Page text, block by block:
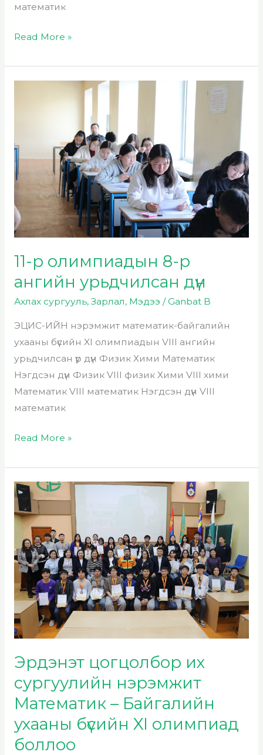
математик
Read More »
11-р олимпиадын 8-р
ангийн урьдчилсан дүн
Ахлах сургууль, Зарлал, Мэдээ /Ganbat B
ЭЦИС-ИЙН нэрэмжит математик-байгалийн
ухааны бүсийн XI олимпиадын VIII ангийн
урьдчилсан үр дүн Физик Хими Математик
Нэгдсэн дүн Физик VIII физик Хими VIII хими
Математик VIII математик Нэгдсэн дүн VIII
математик
р
ангийн
урьдчилсан
дүн
Read More »
Эрдэнэт цогцолбор их
сургуулийн нэрэмжит
Математик – Байгалийн
ухааны бүсийн XI олимпиад
боллоо
Эрдэнэт
цогцолбор
их
сургуулийн
нэрэмжит
Математик
–
Байгалийн
ухааны
бүсийн
XI
олимпиад
боллоо